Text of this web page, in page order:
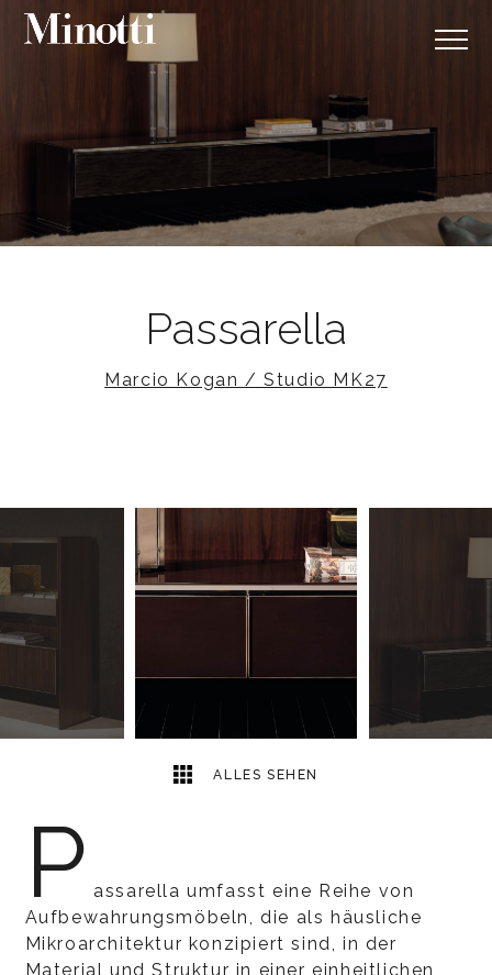
Passarella
Marcio Kogan / Studio MK27
ALLES SEHEN
P assarella umfasst eine Reihe von
Aufbewahrungsmöbeln, die als häusliche
Mikroarchitektur konzipiert sind, in der
Material und Struktur in einer einheitlichen